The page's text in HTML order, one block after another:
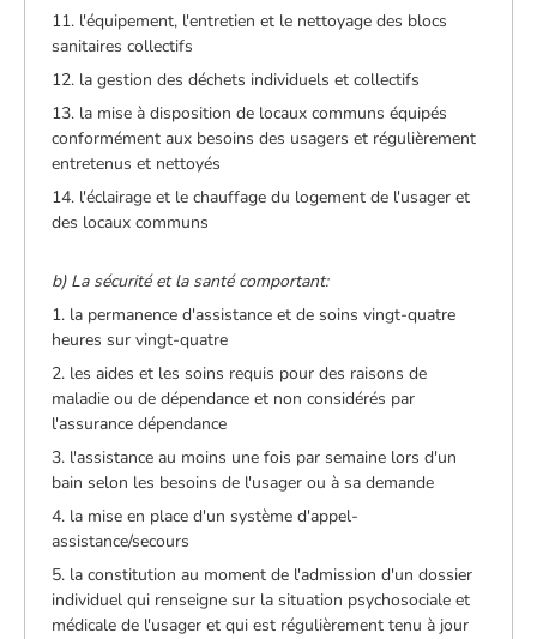
11. l'équipement, l'entretien et le nettoyage des blocs
sanitaires collectifs
12. la gestion des déchets individuels et collectifs
13. la mise à disposition de locaux communs équipés
conformément aux besoins des usagers et régulièrement
entretenus et nettoyés
14. l'éclairage et le chauffage du logement de l'usager et
des locaux communs
b) La sécurité et la santé comportant:
1. la permanence d'assistance et de soins vingt-quatre
heures sur vingt-quatre
2. les aides et les soins requis pour des raisons de
maladie ou de dépendance et non considérés par
l'assurance dépendance
3. l'assistance au moins une fois par semaine lors d'un
bain selon les besoins de l'usager ou à sa demande
4. la mise en place d'un système d'appel-
assistance/secours
5. la constitution au moment de l'admission d'un dossier
individuel qui renseigne sur la situation psychosociale et
médicale de l'usager et qui est régulièrement tenu à jour